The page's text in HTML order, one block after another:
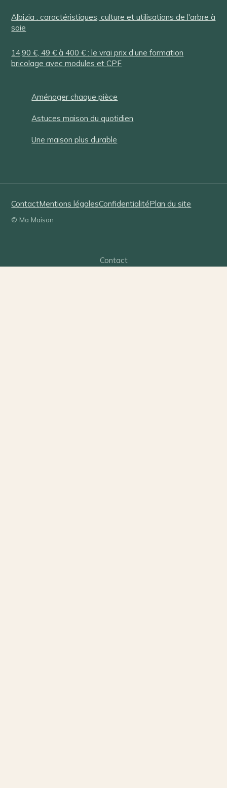
Albizia : caractéristiques, culture et utilisations de l'arbre à
soie
14,90 €, 49 € à 400 € : le vrai prix d’une formation
bricolage avec modules et CPF
Aménager chaque pièce
Astuces maison du quotidien
Une maison plus durable
ContactMentions légalesConfidentialitéPlan du site
© Ma Maison
Contact